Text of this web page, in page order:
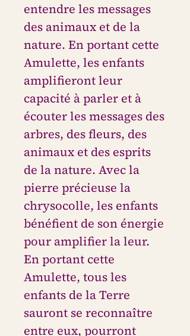
entendre les messages
des animaux et de la
nature. En portant cette
Amulette, les enfants
amplifieront leur
capacité à parler et à
écouter les messages des
arbres, des fleurs, des
animaux et des esprits
de la nature. Avec la
pierre précieuse la
chrysocolle, les enfants
bénéfient de son énergie
pour amplifier la leur.
En portant cette
Amulette, tous les
enfants de la Terre
sauront se reconnaître
entre eux, pourront